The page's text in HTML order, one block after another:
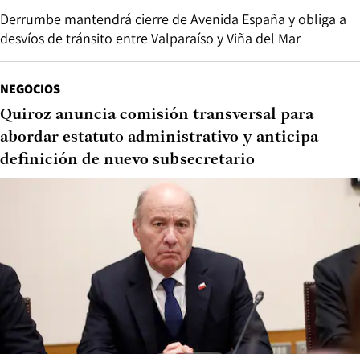
Derrumbe mantendrá cierre de Avenida España y obliga a
desvíos de tránsito entre Valparaíso y Viña del Mar
NEGOCIOS
Quiroz anuncia comisión transversal para
abordar estatuto administrativo y anticipa
definición de nuevo subsecretario